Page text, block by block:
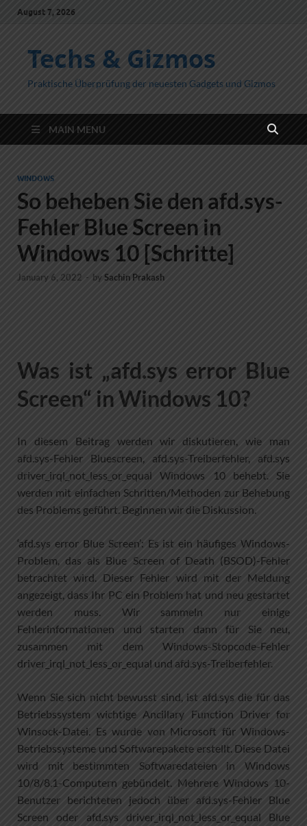
August 7, 2026
Techs & Gizmos
Praktische Überprüfung der neuesten Gadgets und Gizmos
MAIN MENU
WINDOWS
So beheben Sie den afd.sys-
Fehler Blue Screen in
Windows 10 [Schritte]
January 6, 2022 - by Sachin Prakash
Was ist „afd.sys error Blue
Screen“ in Windows 10?
In diesem Beitrag werden wir diskutieren, wie man
afd.sys-Fehler Bluescreen, afd.sys-Treiberfehler, afd.sys
driver_irql_not_less_or_equal Windows 10 behebt. Sie
werden mit einfachen Schritten/Methoden zur Behebung
des Problems geführt. Beginnen wir die Diskussion.
‘afd.sys error Blue Screen’: Es ist ein häufiges Windows-
Problem, das als Blue Screen of Death (BSOD)-Fehler
betrachtet wird. Dieser Fehler wird mit der Meldung
angezeigt, dass Ihr PC ein Problem hat und neu gestartet
werden muss. Wir sammeln nur einige
Fehlerinformationen und starten dann für Sie neu,
zusammen mit dem Windows-Stopcode-Fehler
driver_irql_not_less_or_equal und afd.sys-Treiberfehler.
Wenn Sie sich nicht bewusst sind, ist afd.sys die für das
Betriebssystem wichtige Ancillary Function Driver for
Winsock-Datei. Es wurde von Microsoft für Windows-
Betriebssysteme und Softwarepakete erstellt. Diese Datei
wird mit bestimmten Softwaredateien in Windows
10/8/8.1-Computern gebündelt. Mehrere Windows 10-
Benutzer berichteten jedoch über afd.sys-Fehler Blue
Screen oder afd.sys driver_irql_not_less_or_equal Blue